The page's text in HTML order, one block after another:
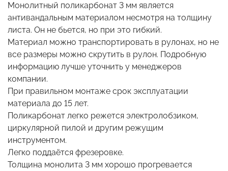
Монолитный поликарбонат 3 мм является
антивандальным материалом несмотря на толщину
листа. Он не бьется, но при это гибкий.
Материал можно транспортировать в рулонах, но не
все размеры можно скрутить в рулон. Подробную
информацию лучше уточнить у менеджеров
компании.
При правильном монтаже срок эксплуатации
материала до 15 лет.
Поликарбонат легко режется электролобзиком,
циркулярной пилой и другим режущим
инструментом.
Легко поддаётся фрезеровке.
Толщина монолита 3 мм хорошо прогревается